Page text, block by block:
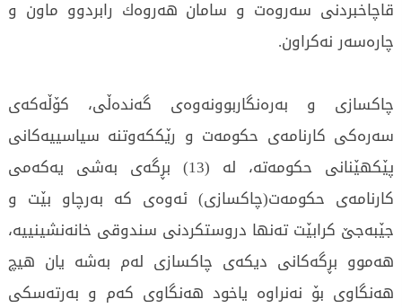
قاچاخبردنی سەروەت و سامان هەروەك رابردوو ماون و
چارەسەر نەكراون.
چاكسازی و بەرەنگاربوونەوەی گەندەڵی، كۆڵەكەی
سەرەكی كارنامەی حكومەت و رێككەوتنە سیاسییەكانی
پێكهێنانی حكومەتە، لە (13) بڕگەی بەشی یەكەمی
كارنامەی حكومەت(چاكسازی) ئەوەی كە بەرچاو بێت و
جێبەجێ كرابێت تەنها دروستكردنی سندوقی خانەنشینییە،
هەموو بڕگەكانی دیكەی چاكسازی لەم بەشە یان هیچ
هەنگاوی بۆ نەنراوە یاخود هەنگاوی كەم و بەرتەسكی